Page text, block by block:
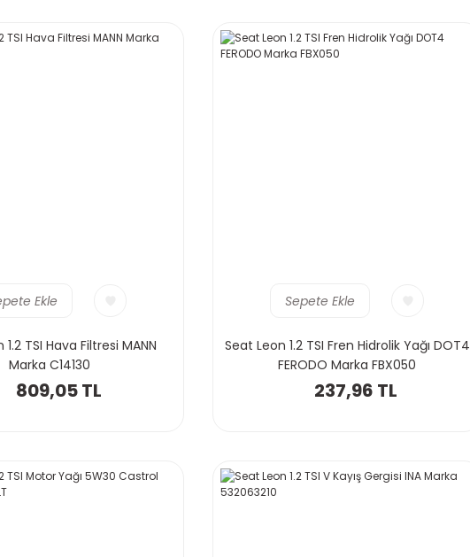
Ekle
TSI Hava Filtresi MANN
Marka C14130
809,05 TL
Sepete Ekle
Seat Leon 1.2 TSI Fren Hidrolik Yağı DOT4
FERODO Marka FBX050
237,96 TL